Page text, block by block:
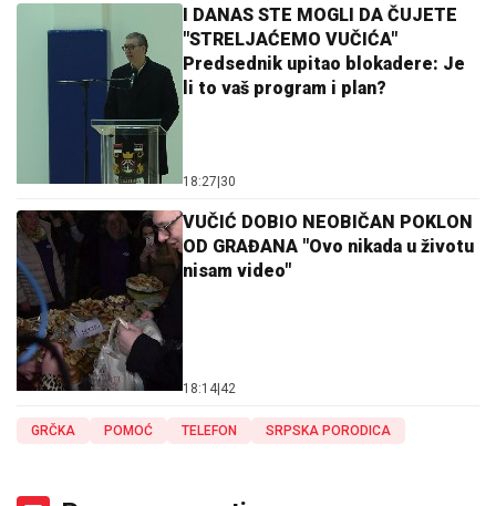
I DANAS STE MOGLI DA ČUJETE
"STRELJAĆEMO VUČIĆA"
Predsednik upitao blokadere: Je
li to vaš program i plan?
18:27 30
VUČIĆ DOBIO NEOBIČAN POKLON
OD GRAĐANA "Ovo nikada u životu
nisam video"
18:14 42
GRČKA POMOĆ TELEFON SRPSKA PORODICA